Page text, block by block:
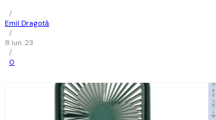
/
Emil Dragotă
/
8 iun. 23
/
0